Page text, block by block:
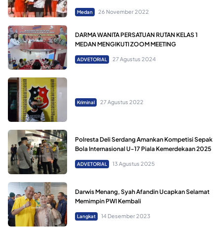
Medan 26 November 2022
DARMA WANITA PERSATUAN RUTAN KELAS 1
MEDAN MENGIKUTI ZOOM MEETING
ADVETORIAL 27 Agustus 2024
Kriminal 27 Agustus 2022
Polresta Deli Serdang Amankan Kompetisi Sepak
Bola Internasional U-17 Piala Kemerdekaan 2025
ADVETORIAL 13 Agustus 2025
Darwis Menang, Syah Afandin Ucapkan Selamat
Memimpin PWI Kembali
Langkat 14 Desember 2023